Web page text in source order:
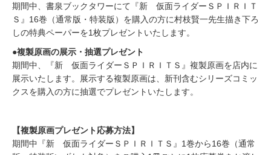
期間中、書泉ブックタワーにて『新 仮面ライダーＳＰＩＲＩＴ
Ｓ』16巻（通常版・特装版）を購入の方に村枝賢一先生描き下ろ
しの特典ペーパーを1枚プレゼントいたします。
●複製原画の展示・抽選プレゼント
期間中、『新 仮面ライダーＳＰＩＲＩＴＳ』複製原画を店内に
展示いたします。展示する複製原画は、新刊含むシリーズコミッ
クスを購入の方に抽選でプレゼントいたします。
【複製原画プレゼント応募方法】
期間中『新 仮面ライダーＳＰＩＲＩＴＳ』1巻から16巻（通常